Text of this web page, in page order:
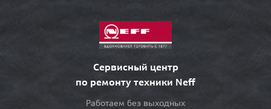
Сервисный центр
по ремонту техники Neff
Работаем без выходных